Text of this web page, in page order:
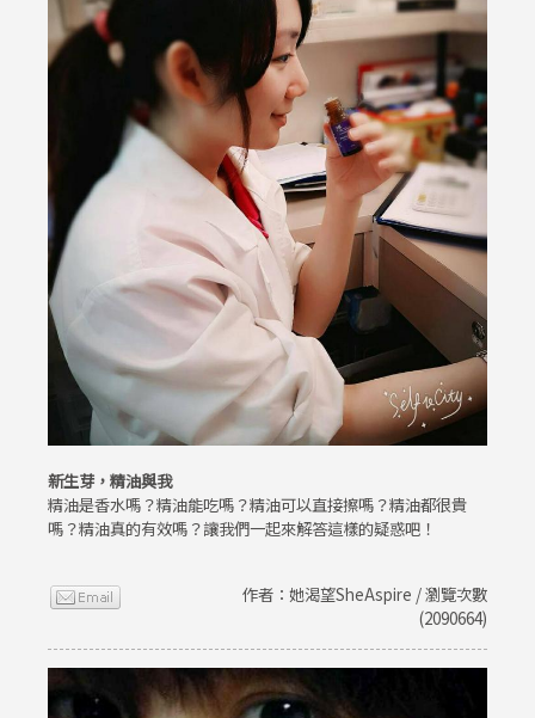
新生芽，精油與我
精油是香水嗎？精油能吃嗎？精油可以直接擦嗎？精油都很貴
嗎？精油真的有效嗎？讓我們一起來解答這樣的疑惑吧！
作者：她渴望SheAspire / 瀏覽次數
(2090664)